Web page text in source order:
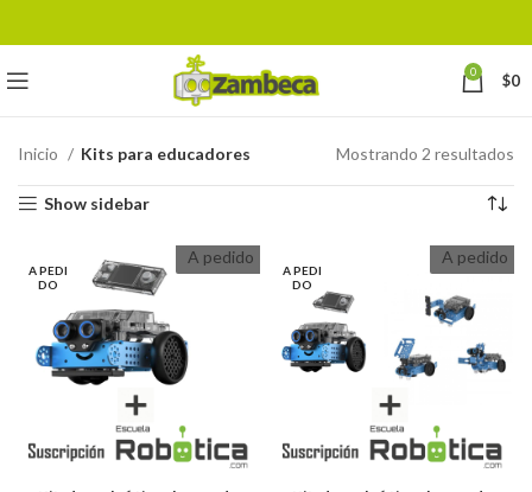
0 $0
Inicio Kits para educadores Mostrando 2 resultados
Show sidebar
A PEDI
DO
A pedido
A PEDI
DO
A pedido